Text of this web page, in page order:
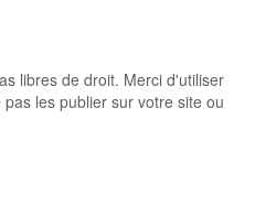
libres de droit. Merci d'utiliser
les publier sur votre site ou